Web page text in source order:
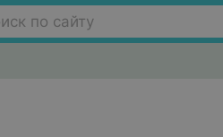
по сайту